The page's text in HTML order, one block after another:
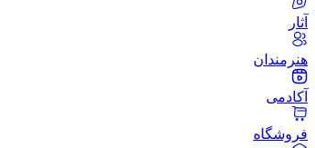
آثار
هنرمندان
آکادمی
فروشگاه